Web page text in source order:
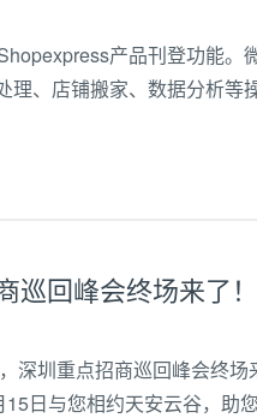
产品刊登功能。
理、店铺搬家、数据分析等
深圳重点招商巡回峰会终
日与您相约天安云谷，助